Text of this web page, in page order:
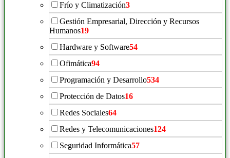
Frío y Climatización3
Gestión Empresarial, Dirección y Recursos
Humanos19
Hardware y Software54
Ofimática94
Programación y Desarrollo534
Protección de Datos16
Redes Sociales64
Redes y Telecomunicaciones124
Seguridad Informática57